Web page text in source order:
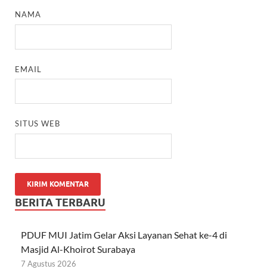
NAMA
EMAIL
SITUS WEB
BERITA TERBARU
PDUF MUI Jatim Gelar Aksi Layanan Sehat ke-4 di
Masjid Al-Khoirot Surabaya
7 Agustus 2026